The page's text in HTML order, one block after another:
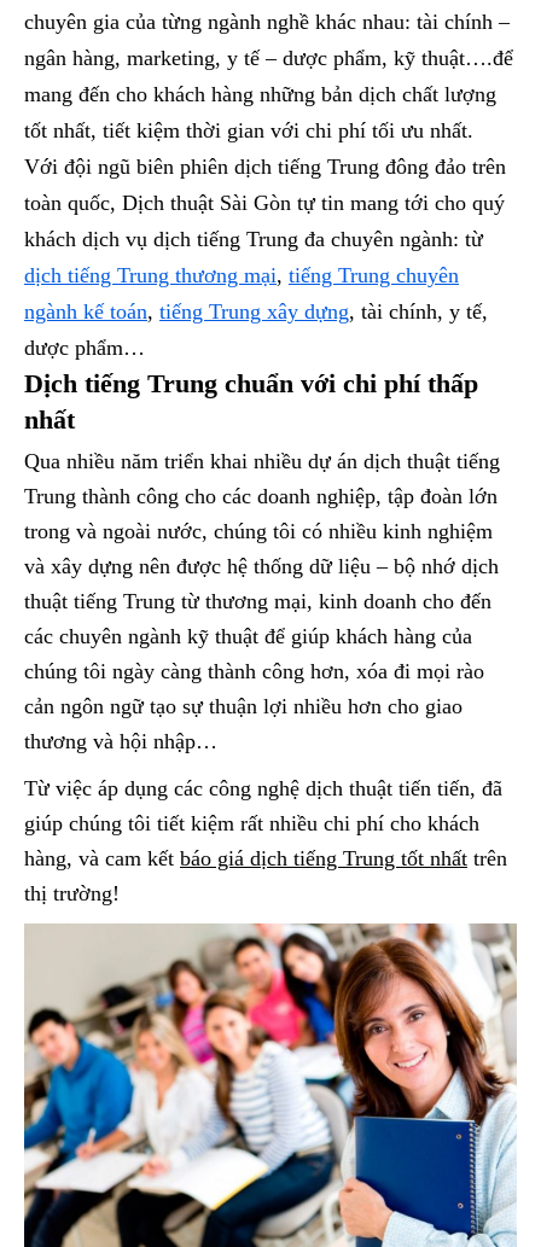
chuyên gia của từng ngành nghề khác nhau: tài chính –
ngân hàng, marketing, y tế – dược phẩm, kỹ thuật….để
mang đến cho khách hàng những bản dịch chất lượng
tốt nhất, tiết kiệm thời gian với chi phí tối ưu nhất.
Với đội ngũ biên phiên dịch tiếng Trung đông đảo trên
toàn quốc, Dịch thuật Sài Gòn tự tin mang tới cho quý
khách dịch vụ dịch tiếng Trung đa chuyên ngành: từ
dịch tiếng Trung thương mại, tiếng Trung chuyên
ngành kế toán, tiếng Trung xây dựng, tài chính, y tế,
dược phẩm…
Dịch tiếng Trung chuẩn với chi phí thấp
nhất
Qua nhiều năm triển khai nhiều dự án dịch thuật tiếng
Trung thành công cho các doanh nghiệp, tập đoàn lớn
trong và ngoài nước, chúng tôi có nhiều kinh nghiệm
và xây dựng nên được hệ thống dữ liệu – bộ nhớ dịch
thuật tiếng Trung từ thương mại, kinh doanh cho đến
các chuyên ngành kỹ thuật để giúp khách hàng của
chúng tôi ngày càng thành công hơn, xóa đi mọi rào
cản ngôn ngữ tạo sự thuận lợi nhiều hơn cho giao
thương và hội nhập…
Từ việc áp dụng các công nghệ dịch thuật tiến tiến, đã
giúp chúng tôi tiết kiệm rất nhiều chi phí cho khách
hàng, và cam kết báo giá dịch tiếng Trung tốt nhất trên
thị trường!